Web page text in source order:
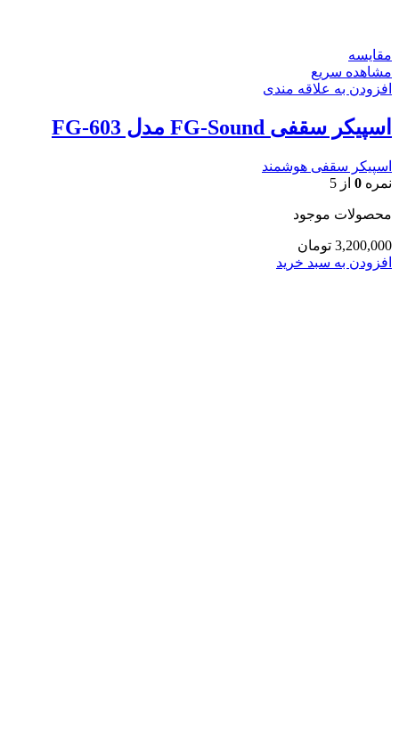
مقایسه
مشاهده سریع
افزودن به علاقه مندی
اسپیکر سقفی FG-Sound مدل FG-603
اسپیکر سقفی هوشمند
نمره 0 از 5
محصولات موجود
3,200,000 تومان
افزودن به سبد خرید